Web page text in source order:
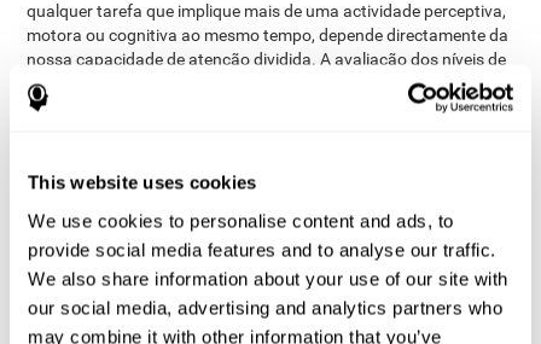
This website uses cookies
We use cookies to personalise content and ads, to
provide social media features and to analyse our traffic.
We also share information about your use of our site with
our social media, advertising and analytics partners who
may combine it with other information that you’ve
qualquer tarefa que implique mais de uma actividade perceptiva,
motora ou cognitiva ao mesmo tempo, depende directamente da
nossa capacidade de atenção dividida. A avaliação dos níveis de
atenção dividida, pode ser de utilidade practica em diversos
âmbitos profissionais, onde é de grande utilidade avaliar o
desportistas, etc...) Além disso, isto também pode ser útil em
extra para tomar notas ou noutras tarefas) ou em âmbitos
clínicos (tal vez haja pacientes que necessitem a informação de
maneira mais simples e faseada). Em todos os âmbitos poderá
ser de grande interesse a realização de umaavaliação cognitiva
uma vez que tería uma repercussão directa no benefício laboral,